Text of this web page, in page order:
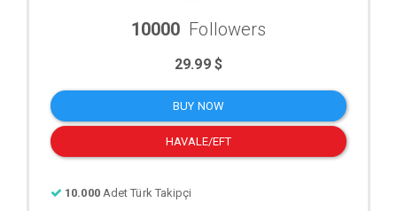
10000 Followers
29.99 $
BUY NOW
HAVALE/EFT
10.000 Adet Türk Takipçi